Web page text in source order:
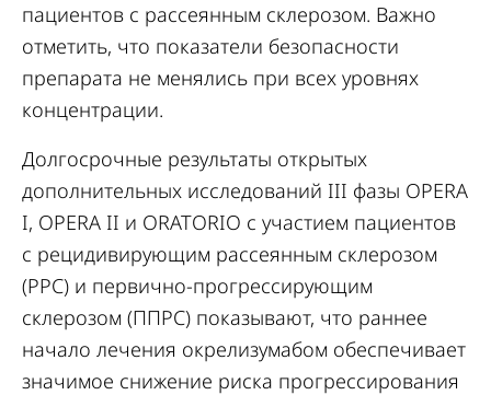
пациентов с рассеянным склерозом. Важно
отметить, что показатели безопасности
препарата не менялись при всех уровнях
концентрации.
Долгосрочные результаты открытых
дополнительных исследований III фазы OPERA
I, OPERA II и ORATORIO с участием пациентов
с рецидивирующим рассеянным склерозом
(РРС) и первично-прогрессирующим
склерозом (ППРС) показывают, что раннее
начало лечения окрелизумабом обеспечивает
значимое снижение риска прогрессирования